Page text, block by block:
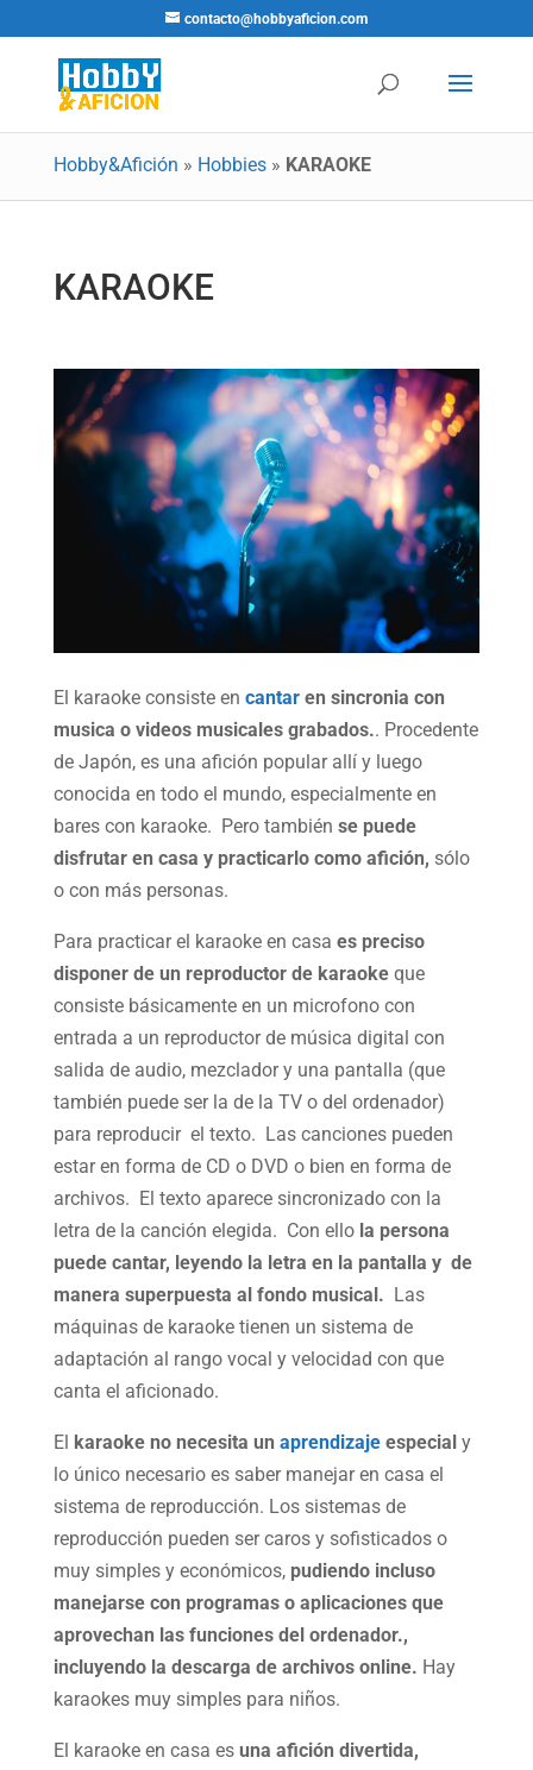
contacto@hobbyaficion.com
Hobby&Afición » Hobbies» KARAOKE
KARAOKE
El karaoke consiste en cantaren sincronia con
musica o videos musicales grabados.. Procedente
de Japón, es una afición popular allí y luego
conocida en todo el mundo, especialmente en
bares con karaoke. Pero también se puede
disfrutar en casa y practicarlo como afición, sólo
o con más personas.
Para practicar el karaoke en casa es preciso
disponer de un reproductor de karaokeque
consiste básicamente en un microfono con
entrada a un reproductor de música digital con
salida de audio, mezclador y una pantalla (que
también puede ser la de la TV o del ordenador)
para reproducir el texto. Las canciones pueden
estar en forma de CD o DVD o bien en forma de
archivos. El texto aparece sincronizado con la
letra de la canción elegida. Con ellola persona
puede cantar, leyendo la letra en la pantalla y de
manera superpuesta al fondo musical. Las
máquinas de karaoke tienen un sistema de
adaptación al rango vocal y velocidad con que
canta el aficionado.
El karaoke no necesita un aprendizajeespecial y
lo único necesario es saber manejar en casa el
sistema de reproducción. Los sistemas de
reproducción pueden ser caros y sofisticados o
muy simples y económicos, pudiendo incluso
manejarse con programas o aplicaciones que
aprovechan las funciones del ordenador.,
incluyendo la descarga de archivos online. Hay
karaokes muy simples para niños.
El karaoke en casa es una afición divertida,